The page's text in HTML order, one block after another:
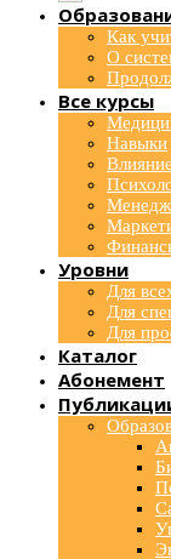
Как
О
Все курсы
Навыки
Влияние
Уровни
Для
Для
Для
Каталог
Абонемент